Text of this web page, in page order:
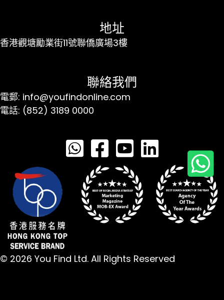
地址
香港觀塘勵業街11號聯僑廣場3樓
聯絡我們
電郵: info@youfindonline.com
電話: (852) 3189 0000
© 2026 You Find Ltd. All Rights Reserved